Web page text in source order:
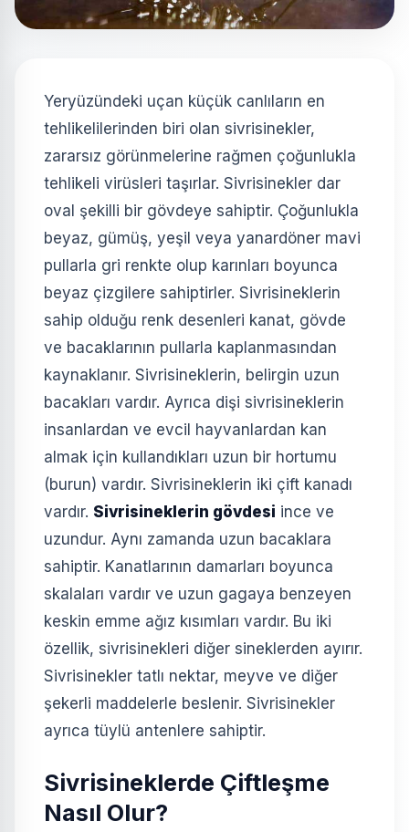
Yeryüzündeki uçan küçük canlıların en
tehlikelilerinden biri olan sivrisinekler,
zararsız görünmelerine rağmen çoğunlukla
tehlikeli virüsleri taşırlar. Sivrisinekler dar
oval şekilli bir gövdeye sahiptir. Çoğunlukla
beyaz, gümüş, yeşil veya yanardöner mavi
pullarla gri renkte olup karınları boyunca
beyaz çizgilere sahiptirler. Sivrisineklerin
sahip olduğu renk desenleri kanat, gövde
ve bacaklarının pullarla kaplanmasından
kaynaklanır. Sivrisineklerin, belirgin uzun
bacakları vardır. Ayrıca dişi sivrisineklerin
insanlardan ve evcil hayvanlardan kan
almak için kullandıkları uzun bir hortumu
(burun) vardır. Sivrisineklerin iki çift kanadı
vardır. Sivrisineklerin gövdesi ince ve
uzundur. Aynı zamanda uzun bacaklara
sahiptir. Kanatlarının damarları boyunca
skalaları vardır ve uzun gagaya benzeyen
keskin emme ağız kısımları vardır. Bu iki
özellik, sivrisinekleri diğer sineklerden ayırır.
Sivrisinekler tatlı nektar, meyve ve diğer
şekerli maddelerle beslenir. Sivrisinekler
ayrıca tüylü antenlere sahiptir.
Sivrisineklerde Çiftleşme
Nasıl Olur?